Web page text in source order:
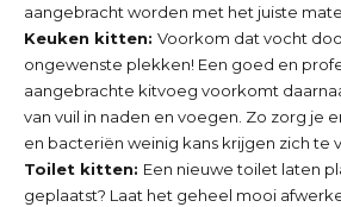
aangebracht worden met het juiste
Keuken kitten: Voorkom dat vocht
ongewenste plekken! Een goed en
aangebrachte kitvoeg voorkomt
van vuil in naden en voegen. Zo zorg je
en bacteriën weinig kans krijgen zich te
Toilet kitten: Een nieuwe toilet laten
geplaatst? Laat het geheel mooi